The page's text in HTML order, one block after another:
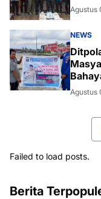
Agustus
NEWS
Agustus
Failed to load posts.
Berita